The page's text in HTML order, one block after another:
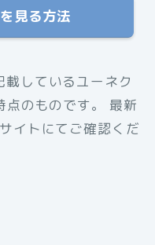
見る方法
載しているユーネク
のものです。 最新
イトにてご確認くだ